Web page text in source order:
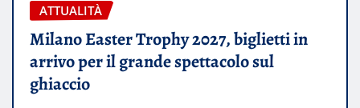
ATTUALITÀ
Milano Easter Trophy 2027, biglietti in
arrivo per il grande spettacolo sul
ghiaccio